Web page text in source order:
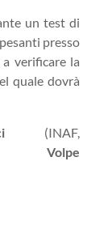
un test di
presso
verificare la
quale dovrà
(INAF,
Volpe